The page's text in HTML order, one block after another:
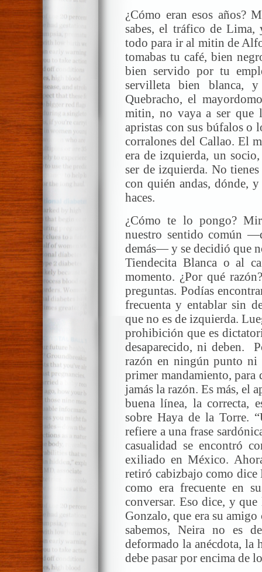
¿Cómo eran esos años?
sabes, el tráfico de
todo para ir al mitin de
tomabas tu café, bien
bien servido por tu
servilleta bien blanca,
Quebracho, el
mitin, no vaya a ser que
apristas con sus búfalos o
corralones del Callao. El
era de izquierda, un
ser de izquierda. No
con quién andas, dónde,
haces.
¿Cómo te lo pongo?
nuestro sentido común
demás— y se decidió que
Tiendecita Blanca o al
momento. ¿Por qué
preguntas. Podías
frecuenta y entablar sin
que no es de izquierda.
prohibición que es
desaparecido, ni deben.
razón en ningún punto ni
primer mandamiento, para
jamás la razón. Es más, el
buena línea, la correcta,
sobre Haya de la Torre.
refiere a una frase
casualidad se encontró
exiliado en México.
retiró cabizbajo como dice
como era frecuente en
conversar. Eso dice, y
Gonzalo, que era su
sabemos, Neira no es
deformado la anécdota, la
debe pasar por encima de